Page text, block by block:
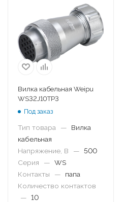
Вилка кабельная Weipu
WS32J10TP3
Под заказ
Тип товара —
Вилка
кабельная
Напряжение, В
— 500
Серия
— WS
Контакты
—
папа
Количество контактов
— 10